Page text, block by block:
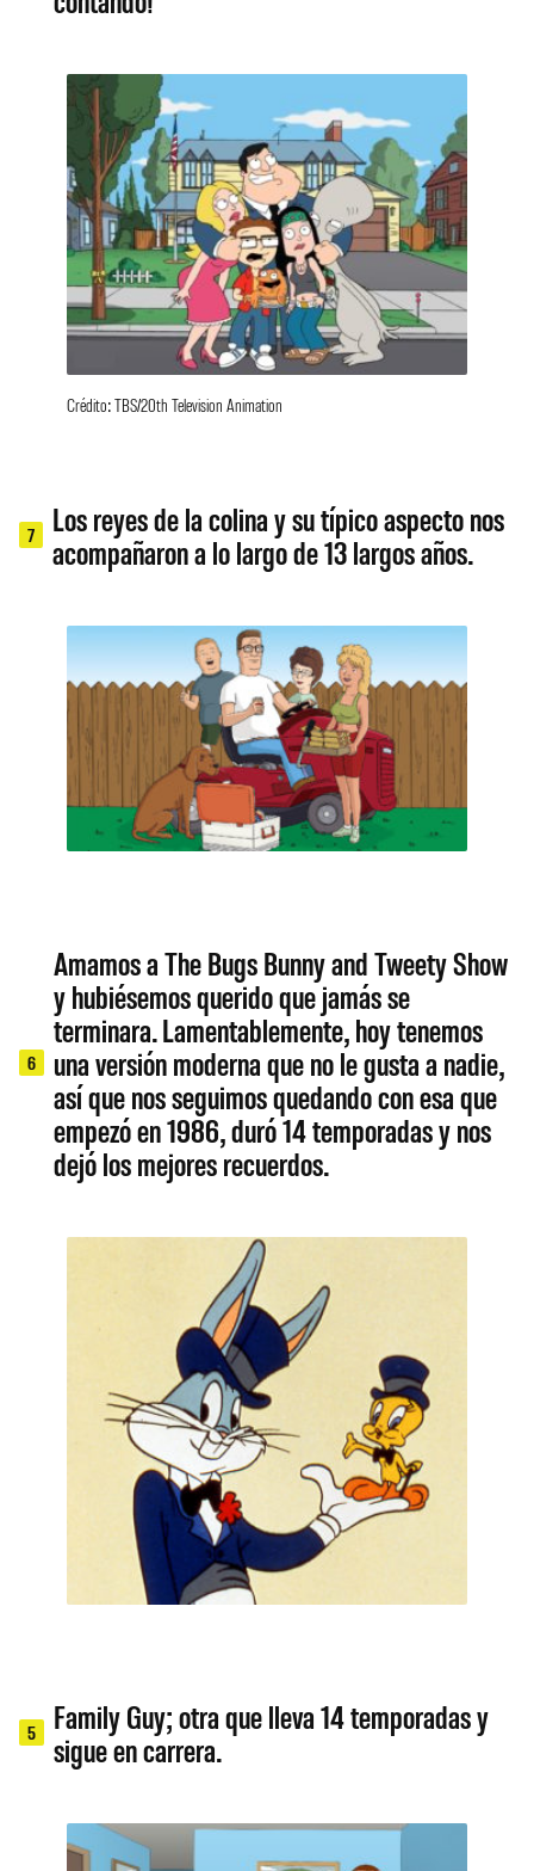
Crédito: TBS/20th Television Animation
7
Los reyes de la colina y su típico aspecto nos
acompañaron a lo largo de 13 largos años.
6
Amamos a The Bugs Bunny and Tweety Show
y hubiésemos querido que jamás se
terminara. Lamentablemente, hoy tenemos
una versión moderna que no le gusta a nadie,
así que nos seguimos quedando con esa que
empezó en 1986, duró 14 temporadas y nos
dejó los mejores recuerdos.
5
Family Guy; otra que lleva 14 temporadas y
sigue en carrera.